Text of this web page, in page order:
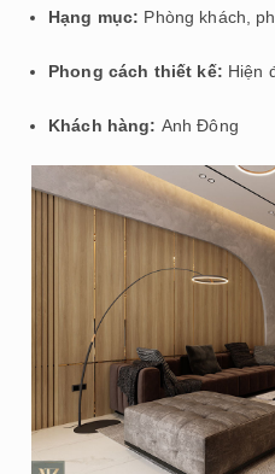
Hạng mục: Phòng khách,
Phong cách thiết kế: Hiện
Khách hàng: Anh Đông